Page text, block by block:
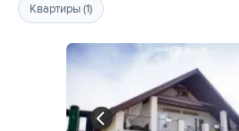
Квартиры (1)